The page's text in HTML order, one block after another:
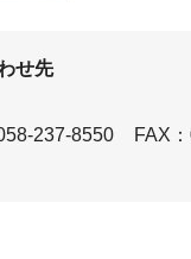
せ先
237-8550
FAX